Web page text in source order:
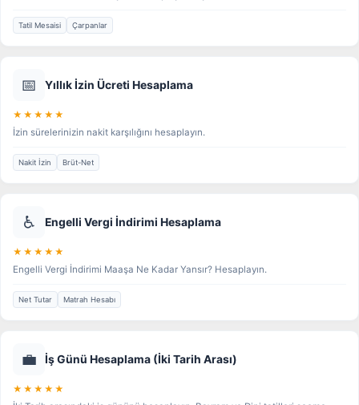
Tatil Mesaisi Çarpanlar
📅 Yıllık İzin Ücreti Hesaplama
★★★★★
İzin sürelerinizin nakit karşılığını hesaplayın.
Nakit İzin Brüt-Net
♿ Engelli Vergi İndirimi Hesaplama
★★★★★
Engelli Vergi İndirimi Maaşa Ne Kadar Yansır? Hesaplayın.
Net Tutar Matrah Hesabı
💼 İş Günü Hesaplama (İki Tarih Arası)
★★★★★